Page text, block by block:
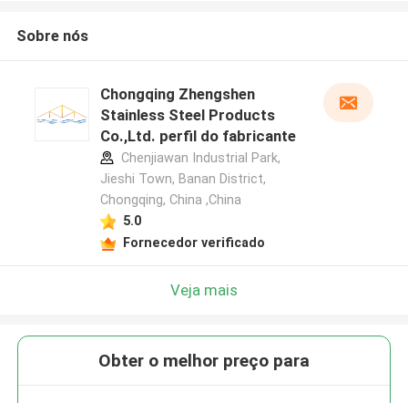
Sobre nós
Chongqing Zhengshen
Stainless Steel Products
Co.,Ltd. perfil do fabricante
Chenjiawan Industrial Park,
Jieshi Town, Banan District,
Chongqing, China ,China
5.0
Fornecedor verificado
Veja mais
Obter o melhor preço para